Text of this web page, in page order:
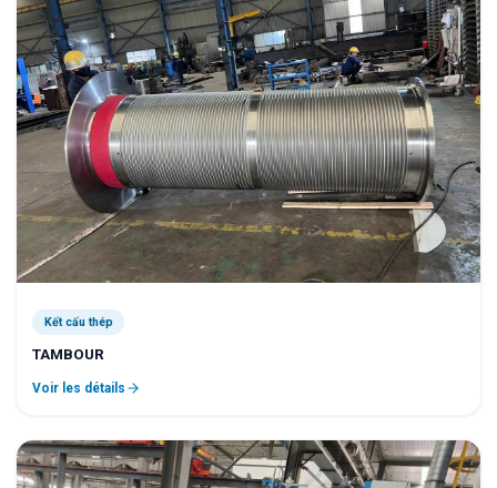
Kết cấu thép
TAMBOUR
Voir les détails